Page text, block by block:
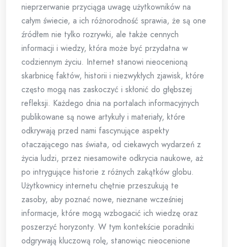
nieprzerwanie przyciąga uwagę użytkowników na
całym świecie, a ich różnorodność sprawia, że są one
źródłem nie tylko rozrywki, ale także cennych
informacji i wiedzy, która może być przydatna w
codziennym życiu. Internet stanowi nieocenioną
skarbnicę faktów, historii i niezwykłych zjawisk, które
często mogą nas zaskoczyć i skłonić do głębszej
refleksji. Każdego dnia na portalach informacyjnych
publikowane są nowe artykuły i materiały, które
odkrywają przed nami fascynujące aspekty
otaczającego nas świata, od ciekawych wydarzeń z
życia ludzi, przez niesamowite odkrycia naukowe, aż
po intrygujące historie z różnych zakątków globu.
Użytkownicy internetu chętnie przeszukują te
zasoby, aby poznać nowe, nieznane wcześniej
informacje, które mogą wzbogacić ich wiedzę oraz
poszerzyć horyzonty. W tym kontekście poradniki
odgrywają kluczową rolę, stanowiąc nieocenione